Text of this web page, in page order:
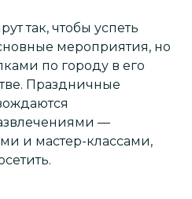
так, чтобы успеть
мероприятия, но
по городу в его
Праздничные
—
и мастер-классами,